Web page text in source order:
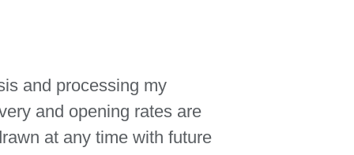
and processing my
and opening rates are
at any time with future